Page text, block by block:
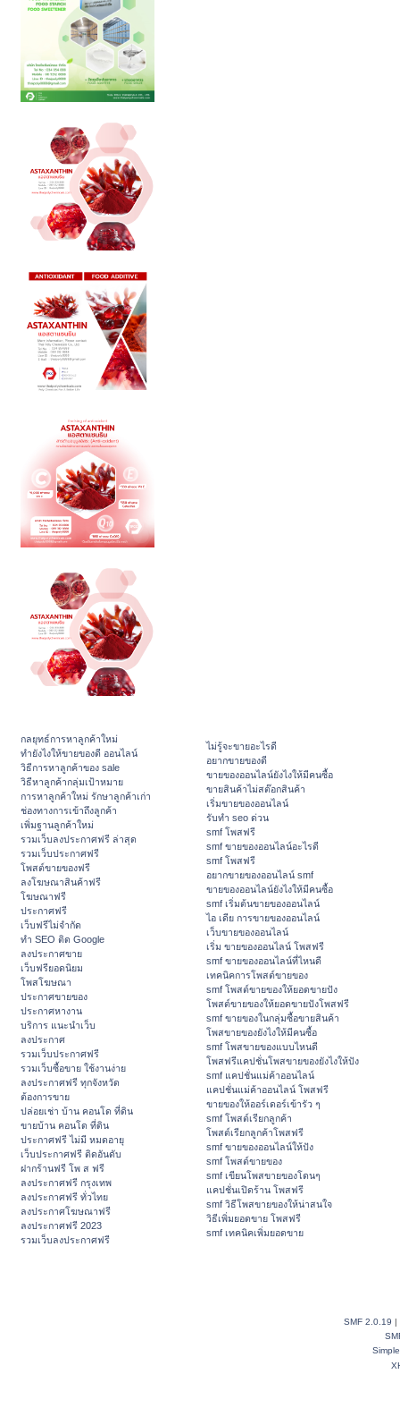
กลยุทธ์การหาลูกค้าใหม่
ทํายังไงให้ขายของดี ออนไลน์
วิธีการหาลูกค้าของ sale
วิธีหาลูกค้ากลุ่มเป้าหมาย
การหาลูกค้าใหม่ รักษาลูกค้าเก่า
ช่องทางการเข้าถึงลูกค้า
เพิ่มฐานลูกค้าใหม่
รวมเว็บลงประกาศฟรี ล่าสุด
รวมเว็บประกาศฟรี
โพสต์ขายของฟรี
ลงโฆษณาสินค้าฟรี
โฆษณาฟรี
ประกาศฟรี
เว็บฟรีไม่จำกัด
ทำ SEO ติด Google
ลงประกาศขาย
เว็บฟรียอดนิยม
โพสโฆษณา
ประกาศขายของ
ประกาศหางาน
บริการ แนะนำเว็บ
ลงประกาศ
รวมเว็บประกาศฟรี
รวมเว็บซื้อขาย ใช้งานง่าย
ลงประกาศฟรี ทุกจังหวัด
ต้องการขาย
ปล่อยเช่า บ้าน คอนโด ที่ดิน
ขายบ้าน คอนโด ที่ดิน
ประกาศฟรี ไม่มี หมดอายุ
เว็บประกาศฟรี ติดอันดับ
ฝากร้านฟรี โพ ส ฟรี
ลงประกาศฟรี กรุงเทพ
ลงประกาศฟรี ทั่วไทย
ลงประกาศโฆษณาฟรี
ลงประกาศฟรี 2023
รวมเว็บลงประกาศฟรี
ไม่รู้จะขายอะไรดี
อยากขายของดี
ขายของออนไลน์ยังไงให้มีคนซื้อ
ขายสินค้าไม่สต๊อกสินค้า
เริ่มขายของออนไลน์
รับทำ seo ด่วน
smf โพสฟรี
smf ขายของออนไลน์อะไรดี
smf โพสฟรี
อยากขายของออนไลน์ smf
ขายของออนไลน์ยังไงให้มีคนซื้อ
smf เริ่มต้นขายของออนไลน์
ไอ เดีย การขายของออนไลน์
เว็บขายของออนไลน์
เริ่ม ขายของออนไลน์ โพสฟรี
smf ขายของออนไลน์ที่ไหนดี
เทคนิคการโพสต์ขายของ
smf โพสต์ขายของให้ยอดขายปัง
โพสต์ขายของให้ยอดขายปังโพสฟรี
smf ขายของในกลุ่มซื้อขายสินค้า
โพสขายของยังไงให้มีคนซื้อ
smf โพสขายของแบบไหนดี
โพสฟรีแคปชั่นโพสขายของยังไงให้ปัง
smf แคปชั่นแม่ค้าออนไลน์
แคปชั่นแม่ค้าออนไลน์ โพสฟรี
ขายของให้ออร์เดอร์เข้ารัว ๆ
smf โพสต์เรียกลูกค้า
โพสต์เรียกลูกค้าโพสฟรี
smf ขายของออนไลน์ให้ปัง
smf โพสต์ขายของ
smf เขียนโพสขายของโดนๆ
แคปชั่นเปิดร้าน โพสฟรี
smf วิธีโพสขายของให้น่าสนใจ
วิธีเพิ่มยอดขาย โพสฟรี
smf เทคนิคเพิ่มยอดขาย
SMF 2.0.19 |